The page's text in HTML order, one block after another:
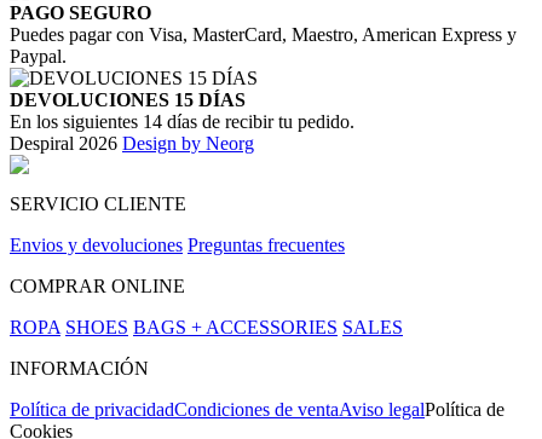
PAGO SEGURO
Puedes pagar con Visa, MasterCard, Maestro, American Express y
Paypal.
DEVOLUCIONES 15 DÍAS
En los siguientes 14 días de recibir tu pedido.
Despiral 2026 Design by Neorg
SERVICIO CLIENTE
Envios y devoluciones Preguntas frecuentes
COMPRAR ONLINE
ROPA SHOES BAGS + ACCESSORIES SALES
INFORMACIÓN
Política de privacidadCondiciones de ventaAviso legalPolítica de
Cookies